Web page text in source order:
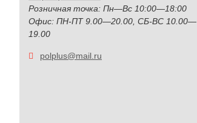
Розничная точка: Пн—Вс 10:00—18:00
Офис: ПН-ПТ 9.00—20.00, СБ-ВС 10.00—
19.00
polplus@mail.ru